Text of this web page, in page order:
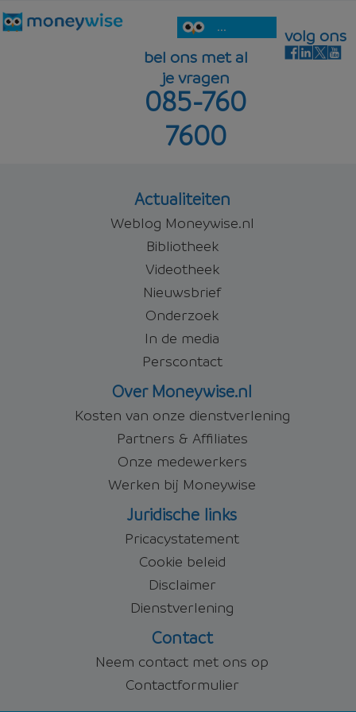
...
bel ons met al
je vragen
085-760
7600
volg ons
Actualiteiten
Weblog Moneywise.nl
Bibliotheek
Videotheek
Nieuwsbrief
Onderzoek
In de media
Perscontact
Over Moneywise.nl
Kosten van onze dienstverlening
Partners & Affiliates
Onze medewerkers
Werken bij Moneywise
Juridische links
Pricacystatement
Cookie beleid
Disclaimer
Dienstverlening
Contact
Neem contact met ons op
Contactformulier